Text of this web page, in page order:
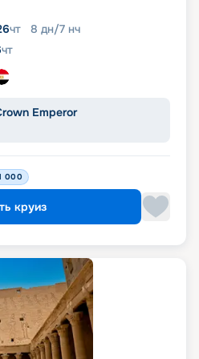
чт 8 дн/7 нч
чт
Emperor
000
круиз